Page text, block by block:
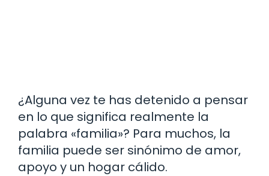
¿Alguna vez te has detenido a pensar
en lo que significa realmente la
palabra «familia»? Para muchos, la
familia puede ser sinónimo de amor,
apoyo y un hogar cálido.